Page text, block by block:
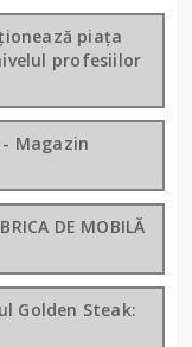
piața
profesiilor
Magazin
DE MOBILĂ
Golden Steak: